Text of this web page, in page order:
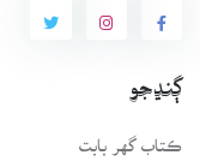
ڳنڍجو
ڪتاب گهر بابت